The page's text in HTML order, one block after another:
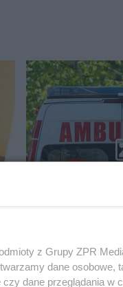
z Grupy ZPR
dane osobowe,
dane przeglądania w